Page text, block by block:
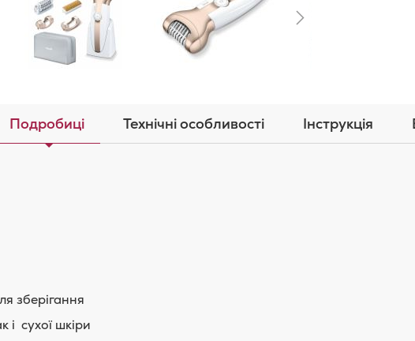
Подробиці
зберігання
і сухої шкіри
Технічні особливості Інструкція